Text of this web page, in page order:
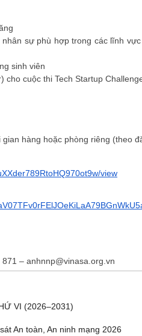
sự phù hợp trong các lĩnh
sinh viên
cho cuộc thi Tech Startup
hàng hoặc phòng riêng (theo
view
– anhnnp@vinasa.org.vn
VI (2026–2031)
An toàn, An ninh mạng 2026